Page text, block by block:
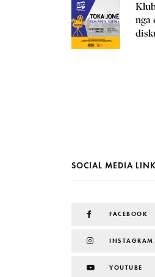
nga
SOCIAL MEDIA
FACEBOOK
INSTAGRAM
YOUTUBE